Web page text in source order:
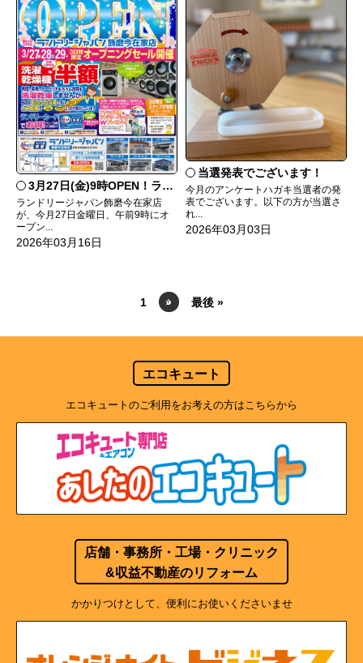
3月27日(金)9時OPEN！ランドリージャパン飾磨今在家店
ランドリージャパン飾磨今在家店
が、今月27日金曜日、午前9時にオ
ープン...
2026年03月16日
当選発表でございます！
今月のアンケートハガキ当選者の発
表でございます。以下の方が当選さ
れ...
2026年03月03日
1 » 最後 »
エコキュート
エコキュートのご利用をお考えの方はこちらから
店舗・事務所・工場・クリニック
&収益不動産のリフォーム
かかりつけとして、便利にお使いくださいませ